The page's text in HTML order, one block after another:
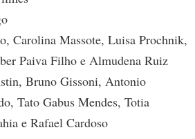
Carolina Massote, Luisa Prochnik,
Paiva Filho e Almudena Ruiz
Bruno Gissoni, Antonio
Tato Gabus Mendes, Totia
e Rafael Cardoso